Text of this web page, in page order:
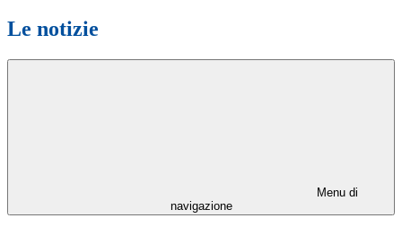
Le notizie
Menu di
navigazione